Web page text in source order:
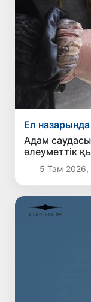
Ел назарында
Адам
әлеуметтік
5 Там 2026,